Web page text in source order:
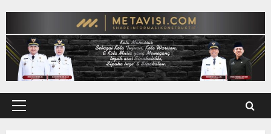
content
Primary